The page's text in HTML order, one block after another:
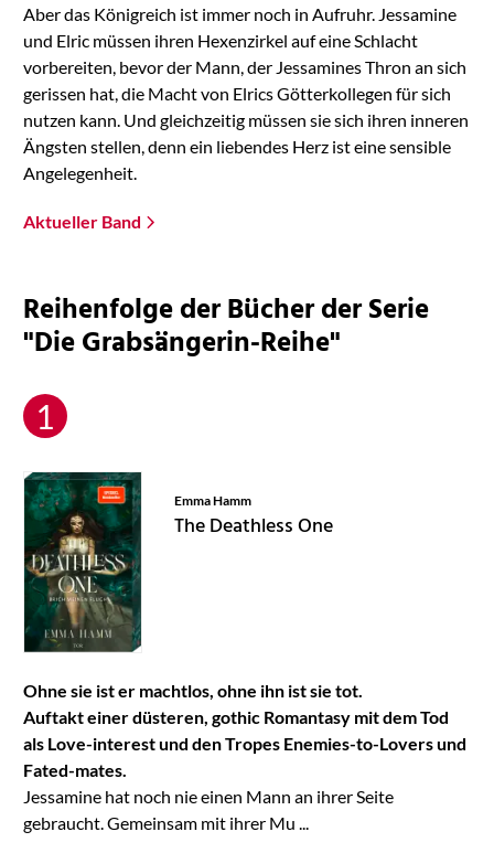
Aber das Königreich ist immer noch in Aufruhr. Jessamine
und Elric müssen ihren Hexenzirkel auf eine Schlacht
vorbereiten, bevor der Mann, der Jessamines Thron an sich
gerissen hat, die Macht von Elrics Götterkollegen für sich
nutzen kann. Und gleichzeitig müssen sie sich ihren inneren
Ängsten stellen, denn ein liebendes Herz ist eine sensible
Angelegenheit.
Aktueller Band
Reihenfolge der Bücher der Serie
"Die Grabsängerin-Reihe"
Emma Hamm
The Deathless One
Ohne sie ist er machtlos, ohne ihn ist sie tot.
Auftakt einer düsteren, gothic Romantasy mit dem Tod
als Love-interest und den Tropes Enemies-to-Lovers und
Fated-mates.
Jessamine hat noch nie einen Mann an ihrer Seite
gebraucht. Gemeinsam mit ihrer Mu ...